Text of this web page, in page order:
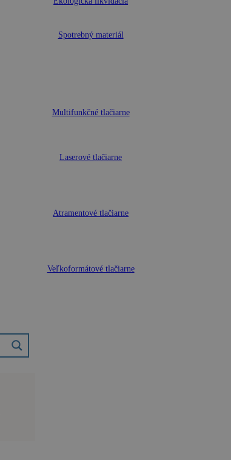
Spotrebný materiál
Multifunkčné tlačiarne
Laserové tlačiarne
Atramentové tlačiarne
Veľkoformátové tlačiarne